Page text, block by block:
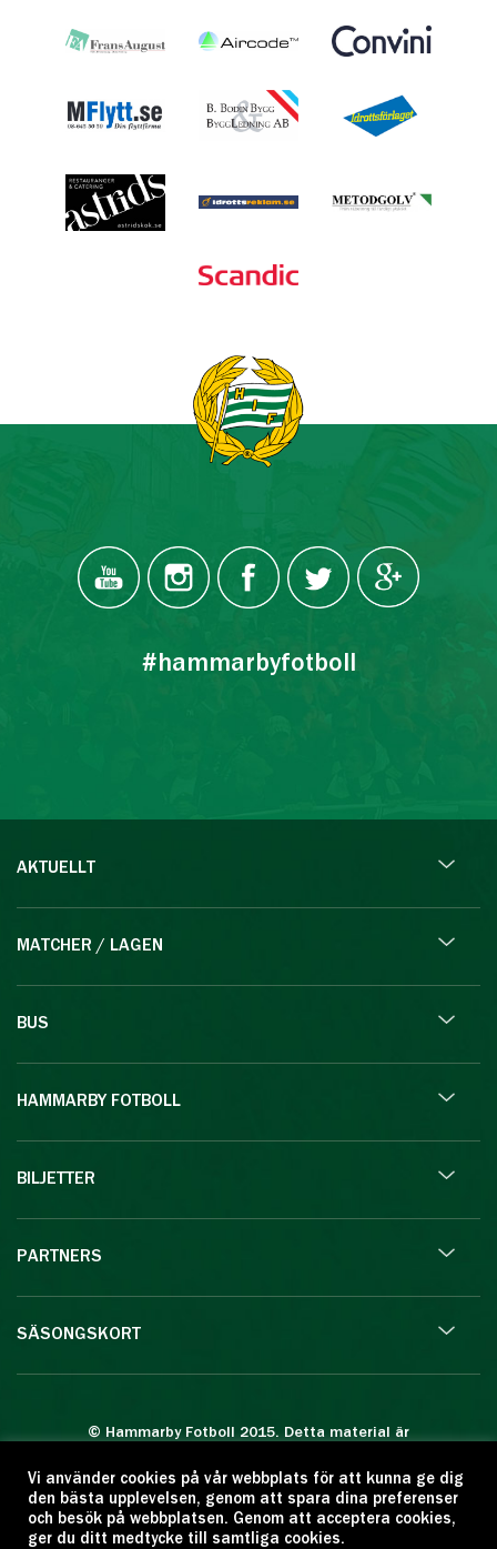
#hammarbyfotboll
AKTUELLT
MATCHER / LAGEN
BUS
HAMMARBY FOTBOLL
BILJETTER
PARTNERS
SÄSONGSKORT
© Hammarby Fotboll 2015. Detta material är
Eftertryck eller annan kopiering är förbjuden.
Citera oss gärna men ange källan:
www.hammarbyfotboll.se. Ansvarig utgivare:
Vi använder cookies på vår webbplats för att kunna ge dig
den bästa upplevelsen, genom att spara dina preferenser
och besök på webbplatsen. Genom att acceptera cookies,
ger du ditt medtycke till samtliga cookies.